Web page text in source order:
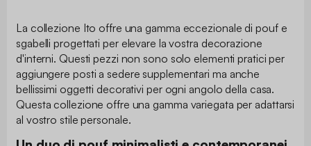
La collezione Ito offre una gamma eccezionale di pouf e
sgabelli progettati per elevare la vostra decorazione
d'interni. Questi pezzi non sono solo elementi pratici per
aggiungere posti a sedere supplementari ma anche
bellissimi oggetti decorativi per ogni angolo della casa.
Questa collezione offre una gamma variegata per adattarsi
al vostro stile personale.